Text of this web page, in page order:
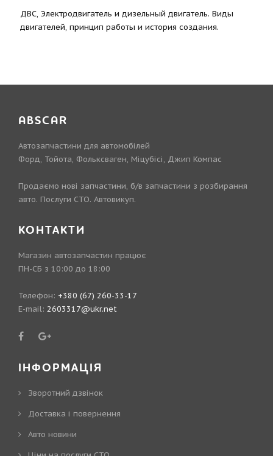
ДВС, Электродвигатель и дизельный двигатель. Виды
двигателей, принцип работы и история создания.
ABSCAR
Автозапчастини для автомобілей
Форд, Тойота, Фольксваген, Міцубісі, Джип Компас
Продаємо нові запчастини, б/в запчастини з розбирання
авто. Послуги СТО. Автовикуп.
КОНТАКТИ
Магазин автозапчастин працює
ПН-СБ з 10:00 до 18:00
Телефон: +380 (67) 260-33-17
E-mail: 2603317@ukr.net
ІНФОРМАЦІЯ
Зворотний дзвінок
Доставка і повернення
Авто новини